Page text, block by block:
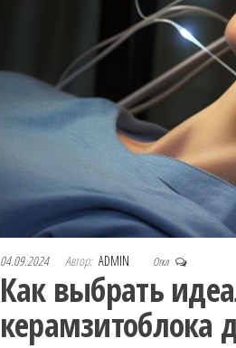
04.09.2024 Автор: ADMIN Откл
Как выбрать
керамзитоблока